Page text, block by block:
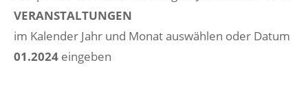
VERANSTALTUNGEN
im Kalender Jahr und Monat auswählen oder Datum
01.2024eingeben